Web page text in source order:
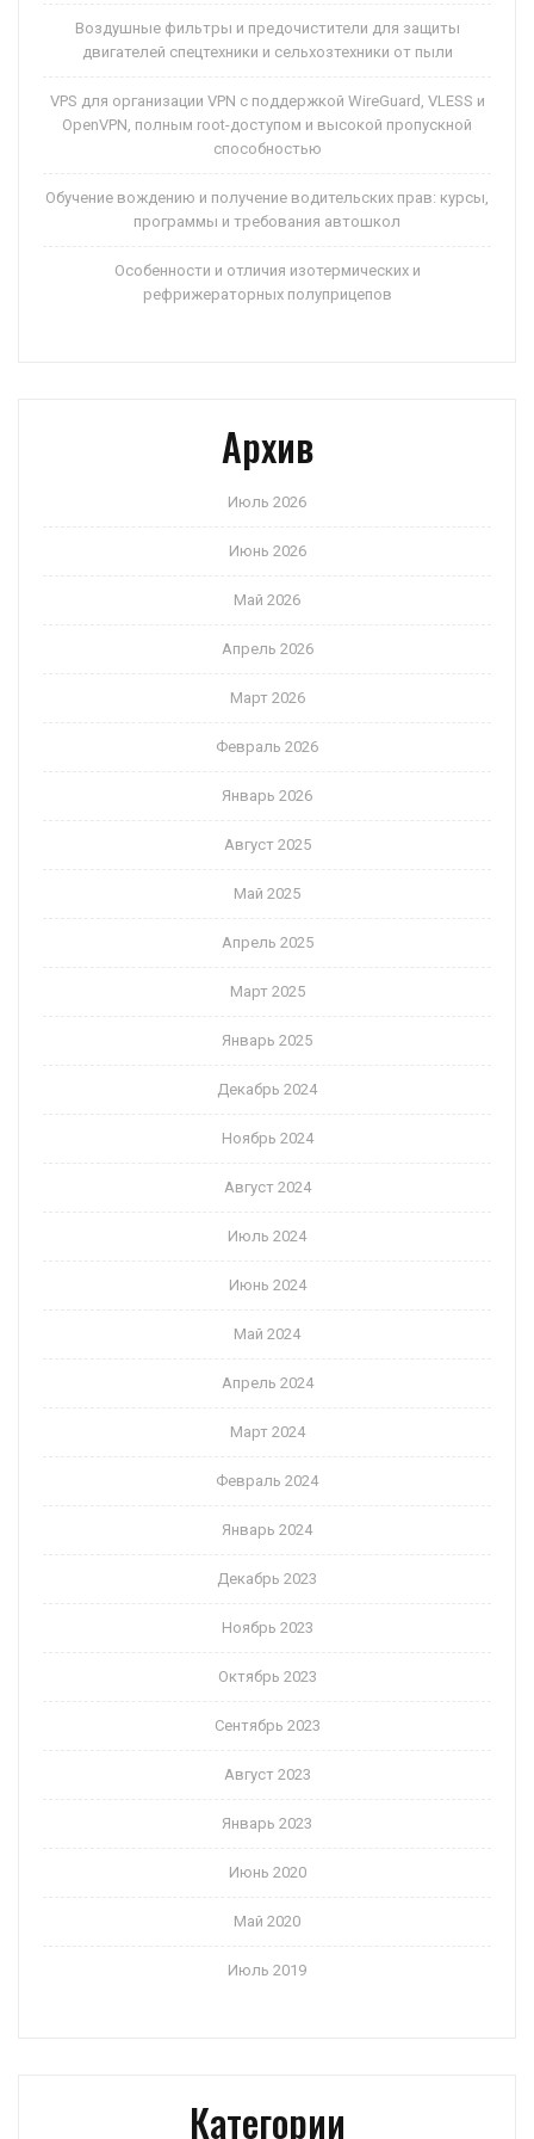
Воздушные фильтры и предочистители для защиты
двигателей спецтехники и сельхозтехники от пыли
VPS для организации VPN с поддержкой WireGuard, VLESS и
OpenVPN, полным root-доступом и высокой пропускной
способностью
Обучение вождению и получение водительских прав: курсы,
программы и требования автошкол
Особенности и отличия изотермических и
рефрижераторных полуприцепов
Архив
Июль 2026
Июнь 2026
Май 2026
Апрель 2026
Март 2026
Февраль 2026
Январь 2026
Август 2025
Май 2025
Апрель 2025
Март 2025
Январь 2025
Декабрь 2024
Ноябрь 2024
Август 2024
Июль 2024
Июнь 2024
Май 2024
Апрель 2024
Март 2024
Февраль 2024
Январь 2024
Декабрь 2023
Ноябрь 2023
Октябрь 2023
Сентябрь 2023
Август 2023
Январь 2023
Июнь 2020
Май 2020
Июль 2019
Категории